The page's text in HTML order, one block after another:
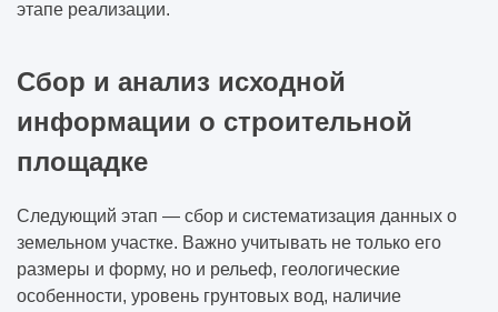
этапе реализации.
Сбор и анализ исходной
информации о строительной
площадке
Следующий этап — сбор и систематизация данных о
земельном участке. Важно учитывать не только его
размеры и форму, но и рельеф, геологические
особенности, уровень грунтовых вод, наличие